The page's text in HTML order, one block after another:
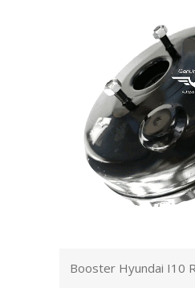
Booster Hyundai I10